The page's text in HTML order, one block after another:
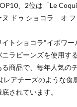
、2位は「Le
ヌ ドゥ ショコラ オ
トショコラ“イボワー
ニラビーンズを使用す
商品で、毎年人気の
レアチーズのような食
されています。